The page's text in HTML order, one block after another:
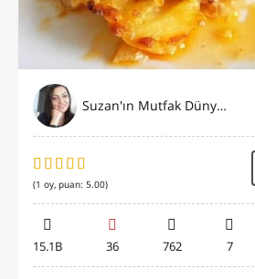
Suzan'ın Mutfak Dünyası
(1 oy, puan: 5.00)
15.1B 36 762 7